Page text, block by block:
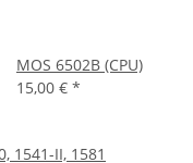
MOS 6502B (CPU)
15,00 € *